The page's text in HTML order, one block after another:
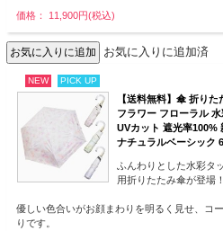
価格： 11,900円(税込)
お気に入りに追加済
NEW PICK UP
【送料無料】傘 折り
フラワー フローラル
UVカット 遮光率100%
ナチュラルベーシック
ふんわりとした水彩タ
用折りたたみ傘が登場！
優しい色合いがお顔まわりを明るく見せ、コ
りです。